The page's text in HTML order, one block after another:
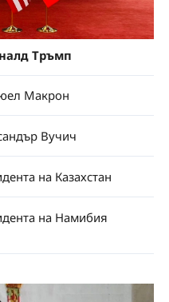
Тръмп
Макрон
Вучич
на Казахстан
на Намибия